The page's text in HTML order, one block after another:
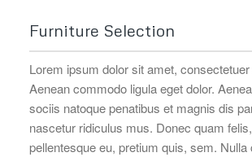
Furniture Selection
Lorem ipsum dolor sit amet,
Aenean commodo ligula eget dolor.
sociis natoque penatibus et magnis dis
nascetur ridiculus mus. Donec quam
pellentesque eu, pretium quis, sem. Nulla